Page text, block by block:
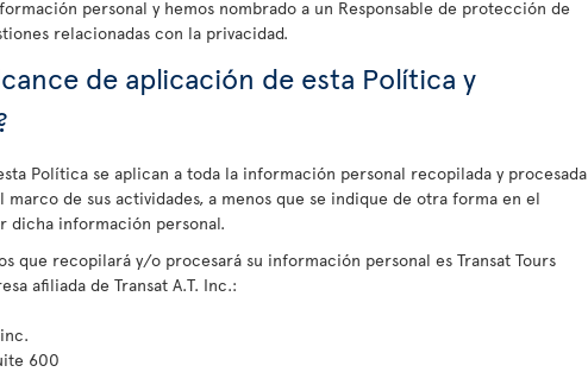
personal y hemos nombrado a un Responsable de protección de
relacionadas con la privacidad.
de aplicación de esta Política y
Política se aplican a toda la información personal recopilada y procesada
marco de sus actividades, a menos que se indique de otra forma en el
dicha información personal.
que recopilará y/o procesará su información personal es Transat Tours
afiliada de Transat A.T. Inc.:
600